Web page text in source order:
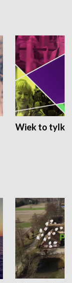
Wiek to tylko